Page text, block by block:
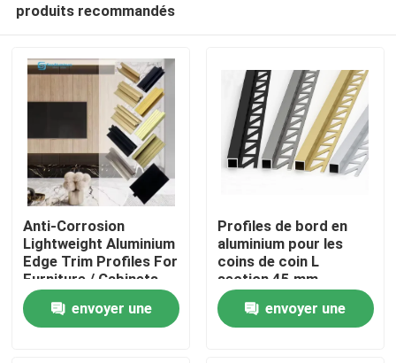
Aperçu
Produits
produits recommandés
Anti-Corrosion
Lightweight Aluminium
Edge Trim Profiles For
Furniture / Cabinets
envoyer une
Profiles de bord en
aluminium pour les
coins de coin L
section 45 mm
antipoussière
envoyer une